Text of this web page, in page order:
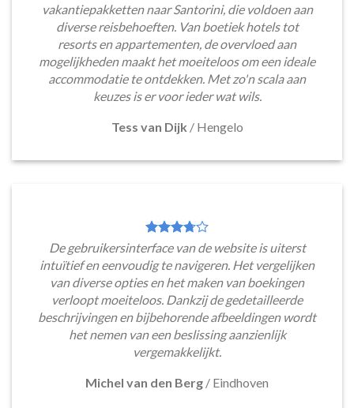
vakantiepakketten naar Santorini, die voldoen aan
diverse reisbehoeften. Van boetiek hotels tot
resorts en appartementen, de overvloed aan
mogelijkheden maakt het moeiteloos om een ideale
accommodatie te ontdekken. Met zo'n scala aan
keuzes is er voor ieder wat wils.
Tess van Dijk / Hengelo
De gebruikersinterface van de website is uiterst
intuïtief en eenvoudig te navigeren. Het vergelijken
van diverse opties en het maken van boekingen
verloopt moeiteloos. Dankzij de gedetailleerde
beschrijvingen en bijbehorende afbeeldingen wordt
het nemen van een beslissing aanzienlijk
vergemakkelijkt.
Michel van den Berg / Eindhoven